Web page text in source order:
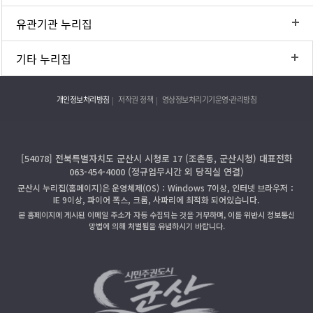
유관기관 누리집
기타 누리집
개인정보처리방침 저작권 정책 영상정보처리기기운영·관리방침
[54078] 전북특별자치도 군산시 시청로 17 (조촌동, 군산시청) 대표전화
063-454-4000 (정규업무시간 외 당직실 연결)
군산시 누리집(홈페이지)은 운영체제(OS)：Windows 7이상, 인터넷 브라우저：
IE 9이상, 파이어 폭스, 크롬, 사파리에 최적화 되어있습니다.
본 홈페이지에 게시된 이메일 주소가 자동 수집되는 것을 거부하며, 이를 위반시 정보통신
망법에 의해 처벌됨을 유념하시기 바랍니다.